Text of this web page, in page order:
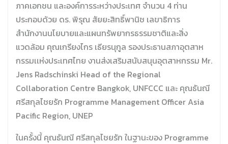
ภาคเอกชน และองค์การระหว่างประเทศ จำนวน 4 ท่าน
ประกอบด้วย ดร. พิรุณ สัยยะสิทธิ์พานิช เลขาธิการ
สำนักงานนโยบายและแผนทรัพยากรธรรมชาติและสิ่ง
แวดล้อม คุณเกรียงไกร เธียรนุกูล รองประธานสภาอุตสาห
กรรมเเห่งประเทศไทย งานส่งเสริมสนับสนุนอุตสาหกรรม Mr.
Jens Radschinski Head of the Regional
Collaboration Centre Bangkok, UNFCCC และ คุณธันณี
ศรีสกุลไชยรัก Programme Management Officer Asia
Pacific Region, UNEP
ในครั้งนี้ คุณธันณี ศรีสกุลไชยรัก ในฐานะของ Programme